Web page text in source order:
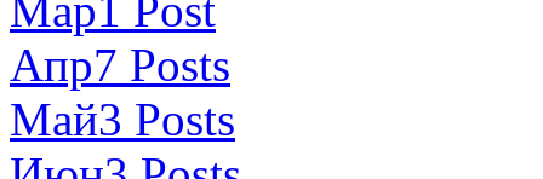
Мар1 Post
Апр7 Posts
Май3 Posts